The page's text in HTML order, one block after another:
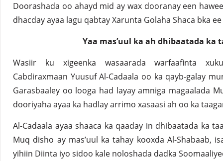
Doorashada oo ahayd mid ay wax dooranay een
dhacday ayaa lagu qabtay Xarunta Golaha Shaca bka
Yaa mas’uul ka ah dhibaatada ka
Wasiir ku xigeenka wasaarada warfaafinta
Cabdiraxmaan Yuusuf Al-Cadaala oo ka qayb-galay
Garasbaaley oo looga had layay amniga magaalada
dooriyaha ayaa ka hadlay arrimo xasaasi ah oo ka
Al-Cadaala ayaa shaaca ka qaaday in dhibaatada ka
Muq disho ay mas’uul ka tahay kooxda Al-Shabaab,
yihiin Diinta iyo sidoo kale noloshada dadka